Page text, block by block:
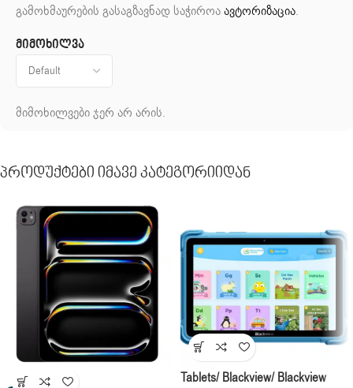
მიმოხილვა
მიმოხილვები ჯერ არ არის.
გამოხმაურების გასაგზავნად საჭიროაავტორიზაცია.
Პროდუქტები Იმავე Კატეგორიიდან
SALE
Tablets/ Blackview/ Blackview